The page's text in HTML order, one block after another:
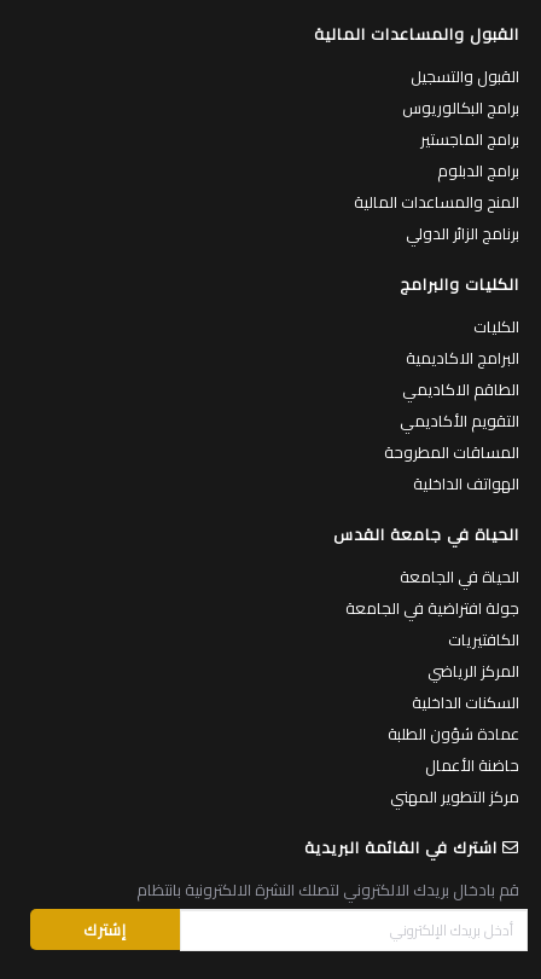
القبول والمساعدات المالية
القبول والتسجيل
برامج البكالوريوس
برامج الماجستير
برامج الدبلوم
المنح والمساعدات المالية
برنامج الزائر الدولي
الكليات والبرامج
الكليات
البرامج الاكاديمية
الطاقم الاكاديمي
التقويم الأكاديمي
المساقات المطروحة
الهواتف الداخلية
الحياة في جامعة القدس
الحياة في الجامعة
جولة افتراضية في الجامعة
الكافتيريات
المركز الرياضي
السكنات الداخلية
عمادة شؤون الطلبة
حاضنة الأعمال
مركز التطوير المهني
اشترك في القائمة البريدية
قم بادخال بريدك الالكتروني لتصلك النشرة الالكترونية بانتظام